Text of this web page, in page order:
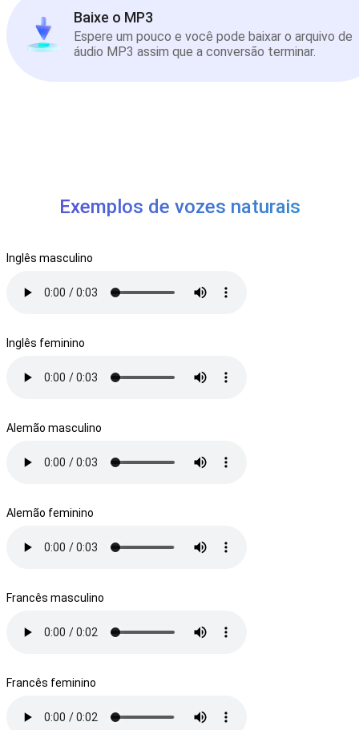
Baixe o MP3
Espere um pouco e você pode baixar o arquivo de
áudio MP3 assim que a conversão terminar.
Exemplos de vozes naturais
Inglês masculino
Inglês feminino
Alemão masculino
Alemão feminino
Francês masculino
Francês feminino